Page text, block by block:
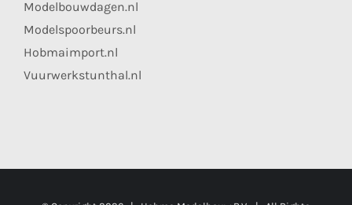
Modelbouwdagen.nl
Modelspoorbeurs.nl
Hobmaimport.nl
Vuurwerkstunthal.nl